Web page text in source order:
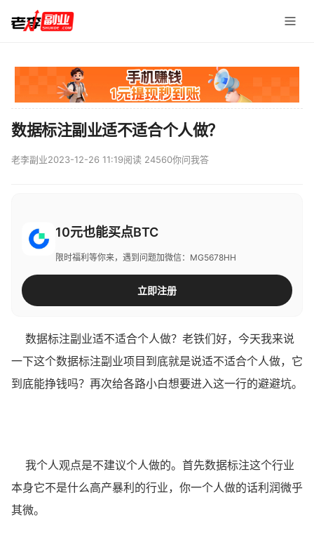
数据标注副业适不适合个人做？
老李副业2023-12-26 11:19阅读 24560你问我答
10元也能买点BTC
限时福利等你来，遇到问题加微信：MG5678HH
立即注册
数据标注副业适不适合个人做？老铁们好，今天我来说
一下这个数据标注副业项目到底就是说适不适合个人做，它
到底能挣钱吗？再次给各路小白想要进入这一行的避避坑。
我个人观点是不建议个人做的。首先数据标注这个行业
本身它不是什么高产暴利的行业，你一个人做的话利润微乎
其微。